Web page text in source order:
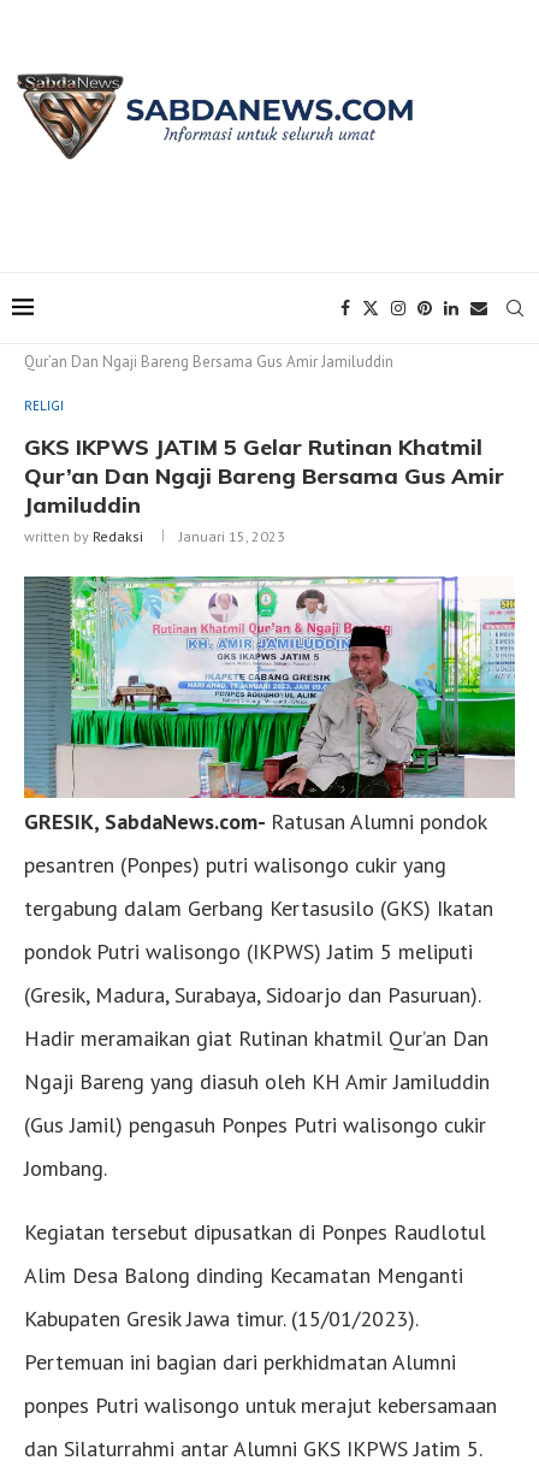
Qur’an Dan Ngaji Bareng Bersama Gus Amir Jamiluddin
RELIGI
GKS IKPWS JATIM 5 Gelar Rutinan Khatmil
Qur’an Dan Ngaji Bareng Bersama Gus Amir
Jamiluddin
written by Redaksi Januari 15, 2023
GRESIK, SabdaNews.com- Ratusan Alumni pondok
pesantren (Ponpes) putri walisongo cukir yang
tergabung dalam Gerbang Kertasusilo (GKS) Ikatan
pondok Putri walisongo (IKPWS) Jatim 5 meliputi
(Gresik, Madura, Surabaya, Sidoarjo dan Pasuruan).
Hadir meramaikan giat Rutinan khatmil Qur’an Dan
Ngaji Bareng yang diasuh oleh KH Amir Jamiluddin
(Gus Jamil) pengasuh Ponpes Putri walisongo cukir
Jombang.
Kegiatan tersebut dipusatkan di Ponpes Raudlotul
Alim Desa Balong dinding Kecamatan Menganti
Kabupaten Gresik Jawa timur. (15/01/2023).
Pertemuan ini bagian dari perkhidmatan Alumni
ponpes Putri walisongo untuk merajut kebersamaan
dan Silaturrahmi antar Alumni GKS IKPWS Jatim 5.